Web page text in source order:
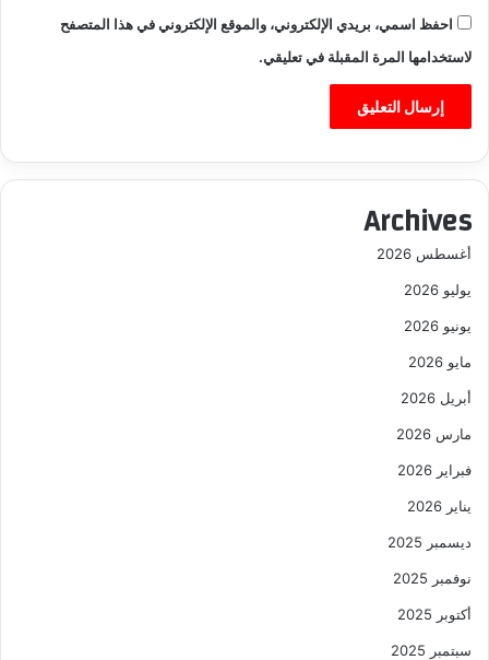
احفظ اسمي، بريدي الإلكتروني، والموقع الإلكتروني في هذا المتصفح
لاستخدامها المرة المقبلة في تعليقي.
Archives
أغسطس 2026
يوليو 2026
يونيو 2026
مايو 2026
أبريل 2026
مارس 2026
فبراير 2026
يناير 2026
ديسمبر 2025
نوفمبر 2025
أكتوبر 2025
سبتمبر 2025